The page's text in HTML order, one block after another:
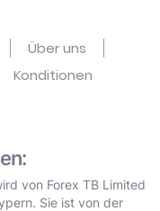
Über uns
Konditionen
von Forex TB Limited
Sie ist von der